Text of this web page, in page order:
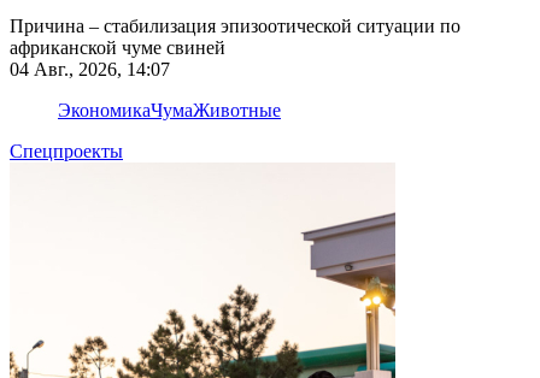
Причина – стабилизация эпизоотической ситуации по
африканской чуме свиней
04 Авг., 2026, 14:07
ЭкономикаЧумаЖивотные
Спецпроекты